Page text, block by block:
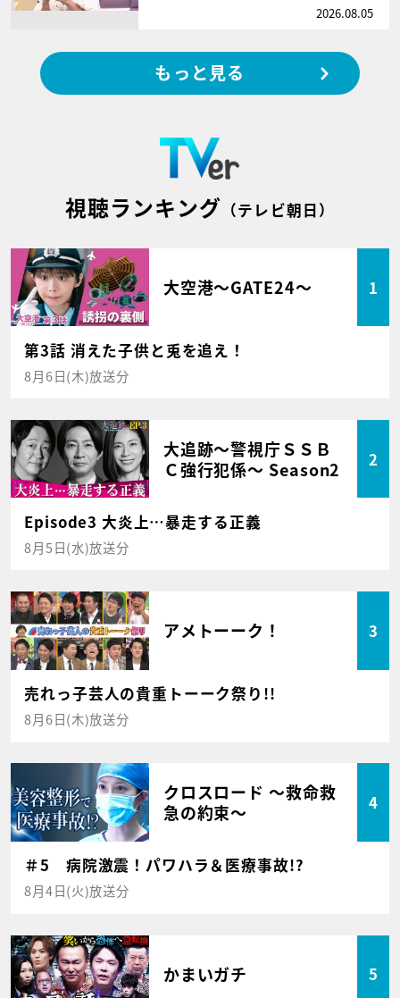
2026.08.05
もっと見る
視聴ランキング （テレビ朝日）
大空港～GATE24～ 1
第3話 消えた子供と兎を追え！
8月6日(木)放送分
大追跡～警視庁ＳＳＢ
Ｃ強行犯係～ Season2
2
Episode3 大炎上…暴走する正義
8月5日(水)放送分
アメトーーク！ 3
売れっ子芸人の貴重トーーク祭り!!
8月6日(木)放送分
クロスロード ～救命救
急の約束～
4
＃5 病院激震！パワハラ＆医療事故!?
8月4日(火)放送分
かまいガチ 5